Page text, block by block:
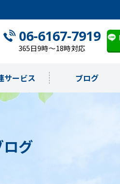
06-6167-7919
365日9時～18時対応
サービス ブログ
ログ